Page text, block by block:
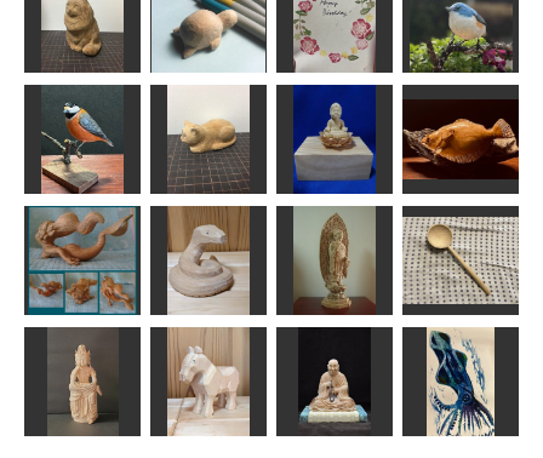
如意輪観音菩
薩
天明
釈迦如来倚像
ちゅうさん
ホエールテー
ルネックレス
wavers design
増髪
msuganuma
座った長毛猫
波間
カメ
leaf
誕生日カード
Tom
ルリビタキ
MINI
ヤマガラ
MINI
香箱猫
波間
かのん「瞑
想」
kiyonk
寒ビラメ
MINI
アリエル
ken
干支 巳
合之内麻呂
清凉寺式釈迦
如来立像
ちゅうさん
おたま
たくちゃん